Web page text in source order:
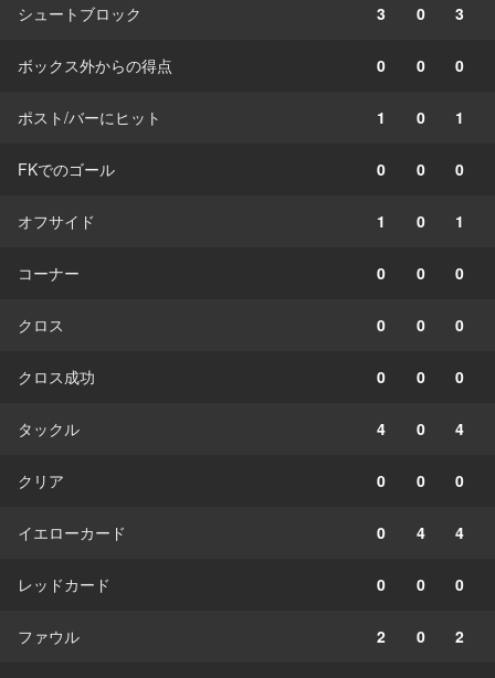
シュートブロック 3 0 3
ボックス外からの得点 0 0 0
ポスト/バーにヒット 1 0 1
FKでのゴール 0 0 0
オフサイド 1 0 1
コーナー 0 0 0
クロス 0 0 0
クロス成功 0 0 0
タックル 4 0 4
クリア 0 0 0
イエローカード 0 4 4
レッドカード 0 0 0
ファウル 2 0 2